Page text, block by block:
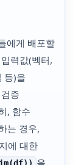
에게 배포할
력값(벡터,
등)을
증
, 함수
는 경우,
에 대한
을